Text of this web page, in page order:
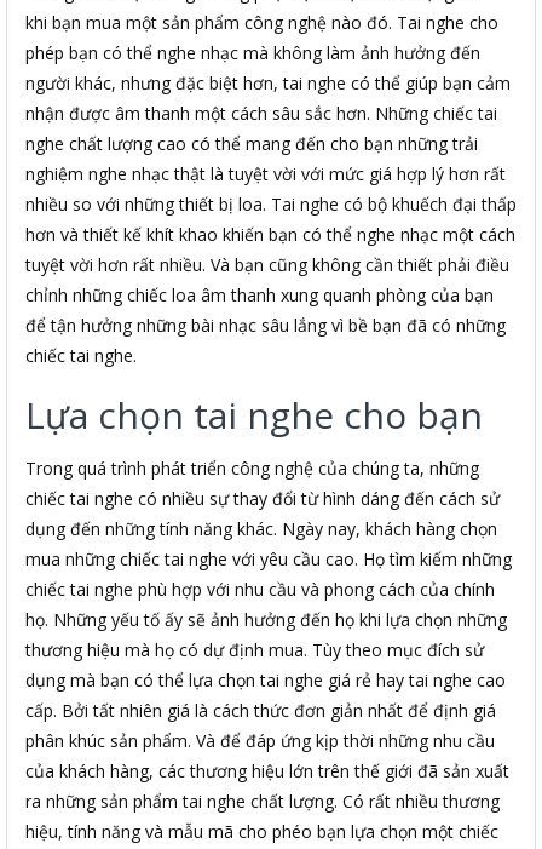
khi bạn mua một sản phẩm công nghệ nào đó. Tai nghe cho
phép bạn có thể nghe nhạc mà không làm ảnh hưởng đến
người khác, nhưng đặc biệt hơn, tai nghe có thể giúp bạn cảm
nhận được âm thanh một cách sâu sắc hơn. Những chiếc tai
nghe chất lượng cao có thể mang đến cho bạn những trải
nghiệm nghe nhạc thật là tuyệt vời với mức giá hợp lý hơn rất
nhiều so với những thiết bị loa. Tai nghe có bộ khuếch đại thấp
hơn và thiết kế khít khao khiến bạn có thể nghe nhạc một cách
tuyệt vời hơn rất nhiều. Và bạn cũng không cần thiết phải điều
chỉnh những chiếc loa âm thanh xung quanh phòng của bạn
để tận hưởng những bài nhạc sâu lắng vì bề bạn đã có những
chiếc tai nghe.
Lựa chọn tai nghe cho bạn
Trong quá trình phát triển công nghệ của chúng ta, những
chiếc tai nghe có nhiều sự thay đổi từ hình dáng đến cách sử
dụng đến những tính năng khác. Ngày nay, khách hàng chọn
mua những chiếc tai nghe với yêu cầu cao. Họ tìm kiếm những
chiếc tai nghe phù hợp với nhu cầu và phong cách của chính
họ. Những yếu tố ấy sẽ ảnh hưởng đến họ khi lựa chọn những
thương hiệu mà họ có dự định mua. Tùy theo mục đích sử
dụng mà bạn có thể lựa chọn tai nghe giá rẻ hay tai nghe cao
cấp. Bởi tất nhiên giá là cách thức đơn giản nhất để định giá
phân khúc sản phẩm. Và để đáp ứng kịp thời những nhu cầu
của khách hàng, các thương hiệu lớn trên thế giới đã sản xuất
ra những sản phẩm tai nghe chất lượng. Có rất nhiều thương
hiệu, tính năng và mẫu mã cho phéo bạn lựa chọn một chiếc